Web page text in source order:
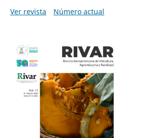
Ver revista
Número actual